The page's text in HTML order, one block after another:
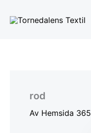
rod
Av Hemsida 365